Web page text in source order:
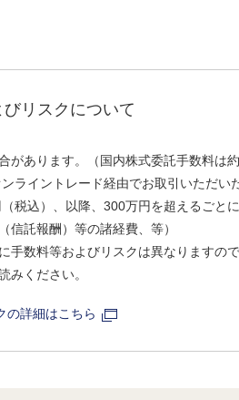
リスクについて
があります。（国内株式委託手数料は
ライントレード経由でお取引いただい
税込）、以降、300万円を超えるごとに
託報酬）等の諸経費、等）
手数料等およびリスクは異なりますの
みください。
の詳細はこちら